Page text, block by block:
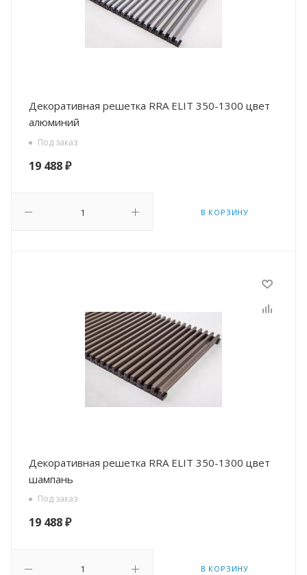
Декоративная решетка RRA ELIT 350-1300 цвет
алюминий
Под заказ
19 488₽
В КОРЗИНУ
Декоративная решетка RRA ELIT 350-1300 цвет
шампань
Под заказ
19 488₽
В КОРЗИНУ